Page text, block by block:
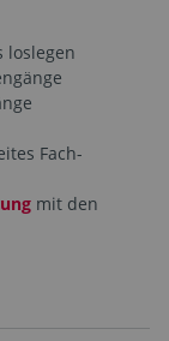
loslegen
Fach-
mit den